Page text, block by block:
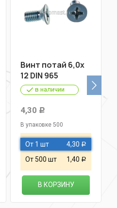
Винт потай 6,0х
12 DIN 965
в наличии
4,30 Р
В упаковке 500
От 1 шт 4,30 Р
От 500 шт 1,40 Р
В КОРЗИНУ